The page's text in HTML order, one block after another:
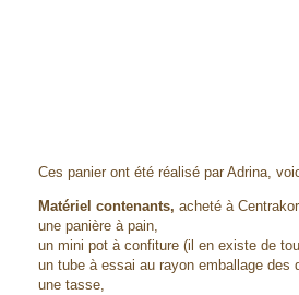
Ces panier ont été réalisé par Adrina,
Matériel contenants, acheté à
une panière à pain,
un mini pot à confiture (il en existe de
un tube à essai au rayon emballage des
une tasse,